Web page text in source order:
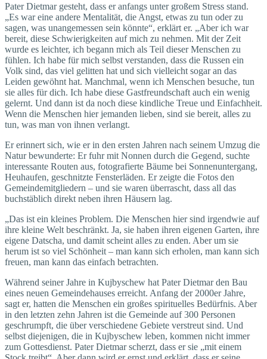
Pater Dietmar gesteht, dass er anfangs unter großem Stress stand.
„Es war eine andere Mentalität, die Angst, etwas zu tun oder zu
sagen, was unangemessen sein könnte“, erklärt er. „Aber ich war
bereit, diese Schwierigkeiten auf mich zu nehmen. Mit der Zeit
wurde es leichter, ich begann mich als Teil dieser Menschen zu
fühlen. Ich habe für mich selbst verstanden, dass die Russen ein
Volk sind, das viel gelitten hat und sich vielleicht sogar an das
Leiden gewöhnt hat. Manchmal, wenn ich Menschen besuche, tun
sie alles für dich. Ich habe diese Gastfreundschaft auch ein wenig
gelernt. Und dann ist da noch diese kindliche Treue und Einfachheit.
Wenn die Menschen hier jemanden lieben, sind sie bereit, alles zu
tun, was man von ihnen verlangt.
Er erinnert sich, wie er in den ersten Jahren nach seinem Umzug die
Natur bewunderte: Er fuhr mit Nonnen durch die Gegend, suchte
interessante Routen aus, fotografierte Bäume bei Sonnenuntergang,
Heuhaufen, geschnitzte Fensterläden. Er zeigte die Fotos den
Gemeindemitgliedern – und sie waren überrascht, dass all das
buchstäblich direkt neben ihren Häusern lag.
„Das ist ein kleines Problem. Die Menschen hier sind irgendwie auf
ihre kleine Welt beschränkt. Ja, sie haben ihren eigenen Garten, ihre
eigene Datscha, und damit scheint alles zu enden. Aber um sie
herum ist so viel Schönheit – man kann sich erholen, man kann sich
freuen, man kann das einfach betrachten.
Während seiner Jahre in Kujbyschew hat Pater Dietmar den Bau
eines neuen Gemeindehauses erreicht. Anfang der 2000er Jahre,
sagt er, hatten die Menschen ein großes spirituelles Bedürfnis. Aber
in den letzten zehn Jahren ist die Gemeinde auf 300 Personen
geschrumpft, die über verschiedene Gebiete verstreut sind. Und
selbst diejenigen, die in Kujbyschew leben, kommen nicht immer
zum Gottesdienst. Pater Dietmar scherzt, dass er sie „mit einem